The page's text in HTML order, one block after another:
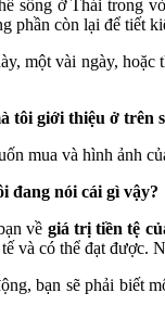
sống ở Thái trong
phần còn lại để tiết
một vài ngày,
tôi giới thiệu ở trên
mua và hình ảnh
đang nói cái gì vậy?
về giá trị tiền tệ
và có thể đạt được.
bạn sẽ phải biết